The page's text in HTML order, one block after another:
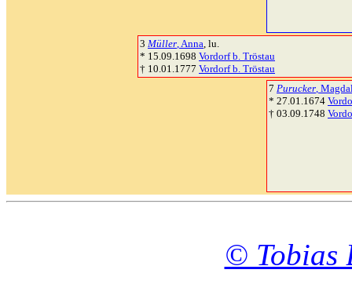
3 Müller, Anna, lu.
* 15.09.1698 Vordorf b. Tröstau
† 10.01.1777 Vordorf b. Tröstau
7 Purucker,
* 27.01.1674
† 03.09.1748
© Tobias